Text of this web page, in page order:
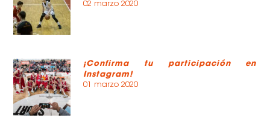
02 marzo 2020
¡Confirma tu participación en
Instagram!
01 marzo 2020